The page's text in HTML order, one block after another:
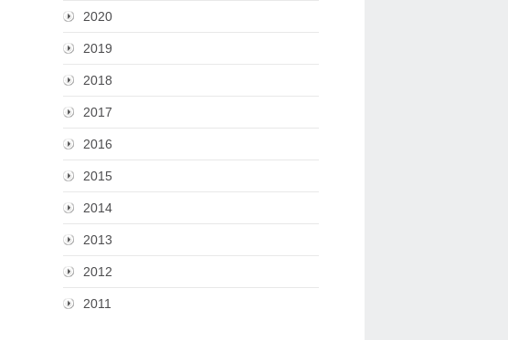
2020
2019
2018
2017
2016
2015
2014
2013
2012
2011